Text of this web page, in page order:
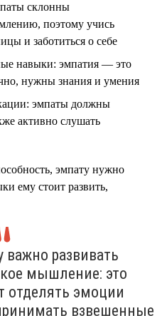
склонны
поэтому учись
и заботиться о себе
навыки: эмпатия — это
нужны знания и умения
эмпаты должны
активно слушать
эмпату нужно
ему стоит развить,
важно развивать
мышление: это
отделять эмоции
взвешенные